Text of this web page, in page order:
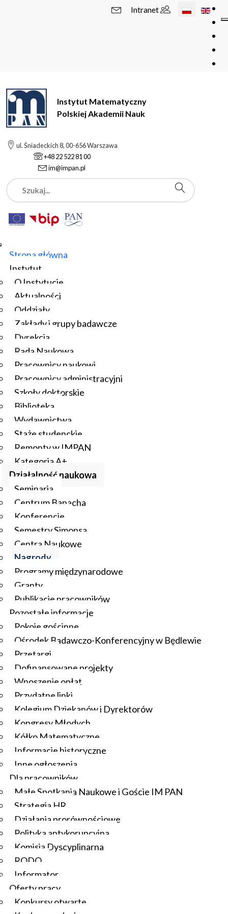
Wybierz swój
Intranet
Instytut Matematyczny
Polskiej Akademii Nauk
ul. Śniadeckich 8, 00-656 Warszawa
+48 22 522 81 00
im@impan.pl
Szukaj
Strona główna
Instytut
O Instytucie
Aktualności
Oddziały
Zakłady i grupy badawcze
Dyrekcja
Rada Naukowa
Pracownicy naukowi
Pracownicy administracyjni
Szkoły doktorskie
Biblioteka
Wydawnictwa
Staże studenckie
Remonty w IMPAN
Kategoria A+
Działalność naukowa
Seminaria
Centrum Banacha
Konferencje
Semestry Simonsa
Centra Naukowe
Nagrody
Programy międzynarodowe
Granty
Publikacje pracowników
Pozostałe informacje
Pokoje gościnne
Ośrodek Badawczo-Konferencyjny w Będlewie
Przetargi
Dofinansowane projekty
Wnoszenie opłat
Przydatne linki
Kolegium Dziekanów i Dyrektorów
Kongresy Młodych
Kółko Matematyczne
Informacje historyczne
Inne ogłoszenia
Dla pracowników
Małe Spotkania Naukowe i Goście IM PAN
Strategia HR
Działania prorównościowe
Polityka antykorupcyjna
Komisja Dyscyplinarna
RODO
Informator
Oferty pracy
Konkursy otwarte